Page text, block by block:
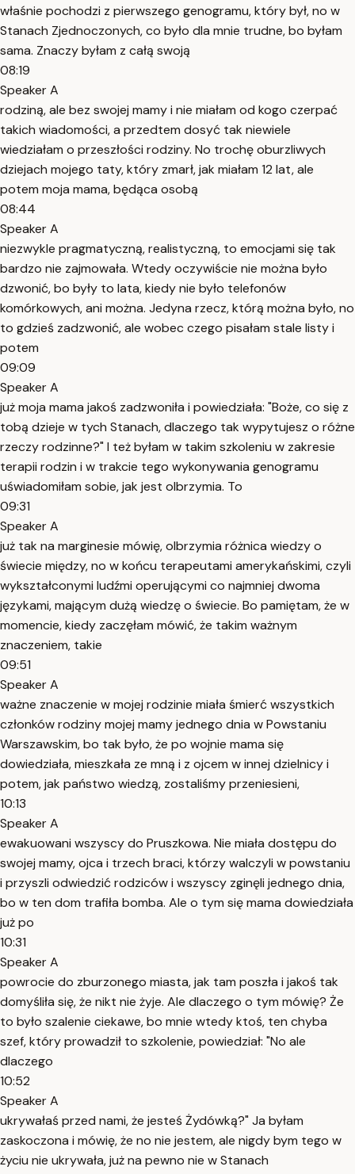
właśnie pochodzi z pierwszego genogramu, który był, no w
Stanach Zjednoczonych, co było dla mnie trudne, bo byłam
sama. Znaczy byłam z całą swoją
08:19
Speaker A
rodziną, ale bez swojej mamy i nie miałam od kogo czerpać
takich wiadomości, a przedtem dosyć tak niewiele
wiedziałam o przeszłości rodziny. No trochę oburzliwych
dziejach mojego taty, który zmarł, jak miałam 12 lat, ale
potem moja mama, będąca osobą
08:44
Speaker A
niezwykle pragmatyczną, realistyczną, to emocjami się tak
bardzo nie zajmowała. Wtedy oczywiście nie można było
dzwonić, bo były to lata, kiedy nie było telefonów
komórkowych, ani można. Jedyna rzecz, którą można było, no
to gdzieś zadzwonić, ale wobec czego pisałam stale listy i
potem
09:09
Speaker A
już moja mama jakoś zadzwoniła i powiedziała: "Boże, co się z
tobą dzieje w tych Stanach, dlaczego tak wypytujesz o różne
rzeczy rodzinne?" I też byłam w takim szkoleniu w zakresie
terapii rodzin i w trakcie tego wykonywania genogramu
uświadomiłam sobie, jak jest olbrzymia. To
09:31
Speaker A
już tak na marginesie mówię, olbrzymia różnica wiedzy o
świecie między, no w końcu terapeutami amerykańskimi, czyli
wykształconymi ludźmi operującymi co najmniej dwoma
językami, mającym dużą wiedzę o świecie. Bo pamiętam, że w
momencie, kiedy zaczęłam mówić, że takim ważnym
znaczeniem, takie
09:51
Speaker A
ważne znaczenie w mojej rodzinie miała śmierć wszystkich
członków rodziny mojej mamy jednego dnia w Powstaniu
Warszawskim, bo tak było, że po wojnie mama się
dowiedziała, mieszkała ze mną i z ojcem w innej dzielnicy i
potem, jak państwo wiedzą, zostaliśmy przeniesieni,
10:13
Speaker A
ewakuowani wszyscy do Pruszkowa. Nie miała dostępu do
swojej mamy, ojca i trzech braci, którzy walczyli w powstaniu
i przyszli odwiedzić rodziców i wszyscy zginęli jednego dnia,
bo w ten dom trafiła bomba. Ale o tym się mama dowiedziała
już po
10:31
Speaker A
powrocie do zburzonego miasta, jak tam poszła i jakoś tak
domyśliła się, że nikt nie żyje. Ale dlaczego o tym mówię? Że
to było szalenie ciekawe, bo mnie wtedy ktoś, ten chyba
szef, który prowadził to szkolenie, powiedział: "No ale
dlaczego
10:52
Speaker A
ukrywałaś przed nami, że jesteś Żydówką?" Ja byłam
zaskoczona i mówię, że no nie jestem, ale nigdy bym tego w
życiu nie ukrywała, już na pewno nie w Stanach